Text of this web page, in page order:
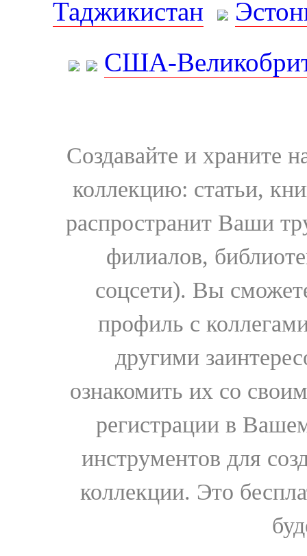
Таджикистан
США-
Создавайте и храните
коллекцию: статьи,
распространит Ваши
филиалов,
соцсети). Вы
профиль с
другими
ознакомить их со
регистрации в
инструментов для
коллекции. Это